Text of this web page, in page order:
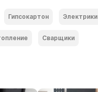
Гипсокартон Электрики
Сварщики